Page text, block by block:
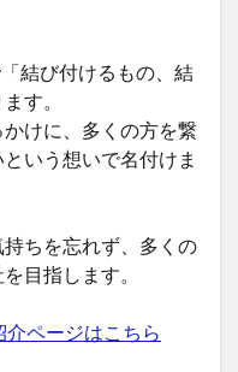
結び付けるもの、結
す。
けに、多くの方を繋
いう想いで名付けま
ちを忘れず、多くの
目指します。
ページはこちら